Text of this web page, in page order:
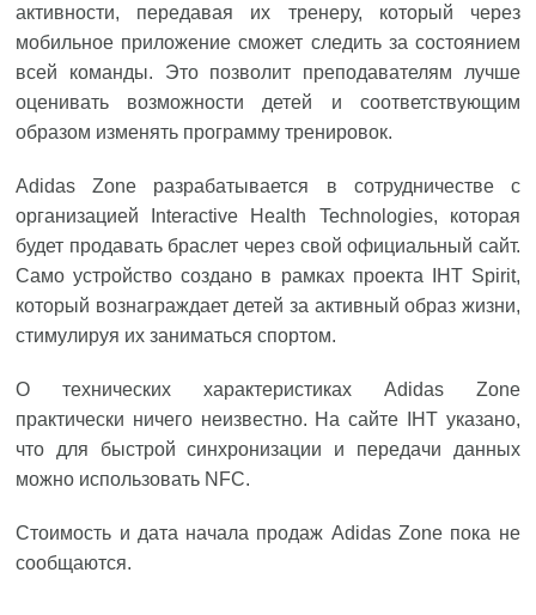
активности, передавая их тренеру, который через
мобильное приложение сможет следить за состоянием
всей команды. Это позволит преподавателям лучше
оценивать возможности детей и соответствующим
образом изменять программу тренировок.
Adidas Zone разрабатывается в сотрудничестве с
организацией Interactive Health Technologies, которая
будет продавать браслет через свой официальный сайт.
Само устройство создано в рамках проекта IHT Spirit,
который вознаграждает детей за активный образ жизни,
стимулируя их заниматься спортом.
О технических характеристиках Adidas Zone
практически ничего неизвестно. На сайте IHT указано,
что для быстрой синхронизации и передачи данных
можно использовать NFC.
Стоимость и дата начала продаж Adidas Zone пока не
сообщаются.